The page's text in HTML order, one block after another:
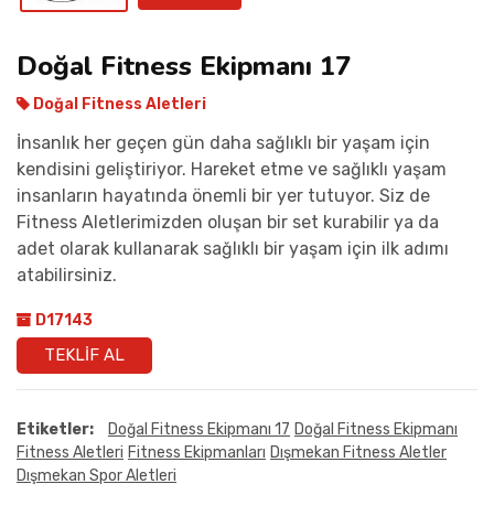
Doğal Fitness Ekipmanı 17
Doğal Fitness Aletleri
İnsanlık her geçen gün daha sağlıklı bir yaşam için
kendisini geliştiriyor. Hareket etme ve sağlıklı yaşam
insanların hayatında önemli bir yer tutuyor. Siz de
Fitness Aletlerimizden oluşan bir set kurabilir ya da
adet olarak kullanarak sağlıklı bir yaşam için ilk adımı
atabilirsiniz.
D17143
TEKLIF AL
Etiketler: Doğal Fitness Ekipmanı 17 Doğal Fitness Ekipmanı
Fitness Aletleri Fitness Ekipmanları Dışmekan Fitness Aletler
Dışmekan Spor Aletleri